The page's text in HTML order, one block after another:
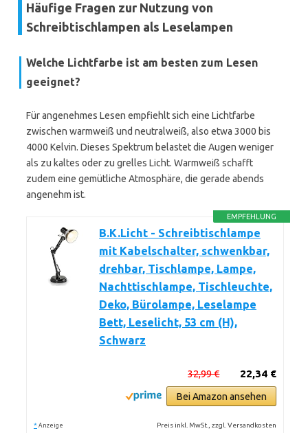
Häufige Fragen zur Nutzung von
Schreibtischlampen als Leselampen
Welche Lichtfarbe ist am besten zum Lesen
geeignet?
Für angenehmes Lesen empfiehlt sich eine Lichtfarbe
zwischen warmweiß und neutralweiß, also etwa 3000 bis
4000 Kelvin. Dieses Spektrum belastet die Augen weniger
als zu kaltes oder zu grelles Licht. Warmweiß schafft
zudem eine gemütliche Atmosphäre, die gerade abends
angenehm ist.
EMPFEHLUNG
B.K.Licht - Schreibtischlampe
mit Kabelschalter, schwenkbar,
drehbar, Tischlampe, Lampe,
Nachttischlampe, Tischleuchte,
Deko, Bürolampe, Leselampe
Bett, Leselicht, 53 cm (H),
Schwarz
22,34 €
32,99 €
Bei Amazon ansehen
* Anzeige Preis inkl. MwSt., zzgl. Versandkosten